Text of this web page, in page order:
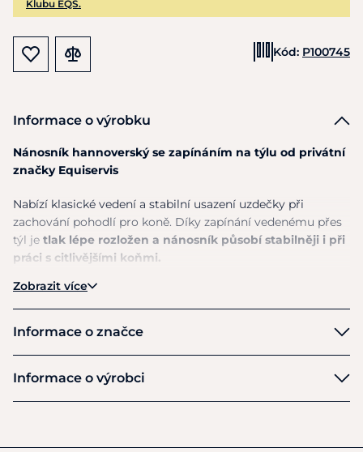
Klubu EQS.
Kód: P100745
Informace o výrobku
Nánosník hannoverský se zapínáním na týlu od privátní
značky Equiservis
Nabízí klasické vedení a stabilní usazení uzdečky při
zachování pohodlí pro koně. Díky zapínání vedenému přes
týl je tlak lépe rozložen a nánosník působí stabilněji i při
práci s citlivějšími koňmi.
Kvalitníkožené zpracování zajišťuje dlouhou životnost,
elegantní vzhled a příjemné používání při každodenním
ježdění i sportovním tréninku
Zobrazit více
Informace o značce
Equiservis
Informace o výrobci